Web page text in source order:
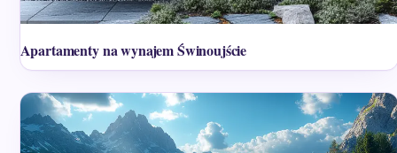
Apartamenty na wynajem Świnoujście